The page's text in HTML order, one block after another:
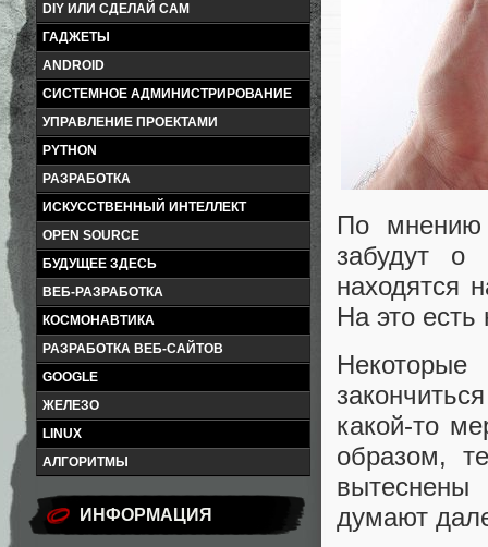
DIY ИЛИ СДЕЛАЙ САМ
ГАДЖЕТЫ
ANDROID
СИСТЕМНОЕ АДМИНИСТРИРОВАНИЕ
УПРАВЛЕНИЕ ПРОЕКТАМИ
PYTHON
РАЗРАБОТКА
ИСКУССТВЕННЫЙ ИНТЕЛЛЕКТ
OPEN SOURCE
БУДУЩЕЕ ЗДЕСЬ
ВЕБ-РАЗРАБОТКА
КОСМОНАВТИКА
РАЗРАБОТКА ВЕБ-САЙТОВ
GOOGLE
ЖЕЛЕЗО
LINUX
АЛГОРИТМЫ
ИНФОРМАЦИЯ
По мнению
забудут о
находятся
На это есть
какой-то
образом,
думают